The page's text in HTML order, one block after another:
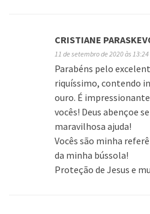
CRISTIANE
11 de setembro de 2020 às 13:24
Parabéns pelo
riquíssimo, contendo
ouro. É
vocês! Deus abençoe
maravilhosa ajuda!
Vocês são minha
da minha bússola!
Proteção de Jesus e